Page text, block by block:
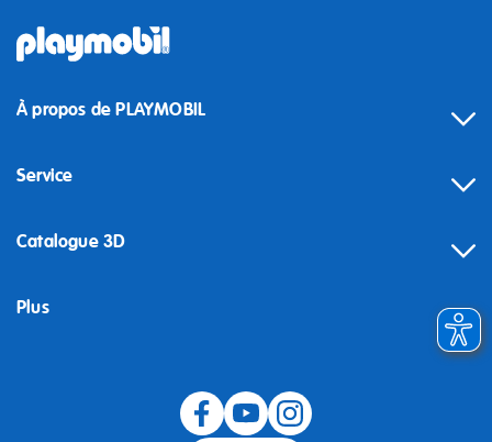
À propos de PLAYMOBIL
Service
Catalogue 3D
Plus